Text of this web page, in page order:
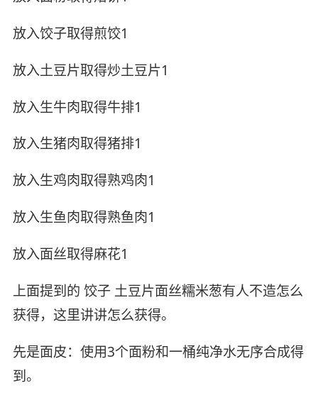
放入饺子取得煎饺1
放入土豆片取得炒土豆片1
放入生牛肉取得牛排1
放入生猪肉取得猪排1
放入生鸡肉取得熟鸡肉1
放入生鱼肉取得熟鱼肉1
放入面丝取得麻花1
上面提到的 饺子 土豆片面丝糯米葱有人不造怎么
获得，这里讲讲怎么获得。
先是面皮：使用3个面粉和一桶纯净水无序合成得
到。